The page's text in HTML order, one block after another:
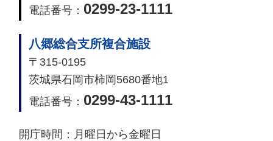
電話番号： 0299-23-1111
八郷総合支所複合施設
〒315-0195
茨城県石岡市柿岡5680番地1
電話番号： 0299-43-1111
開庁時間： 月曜日から金曜日